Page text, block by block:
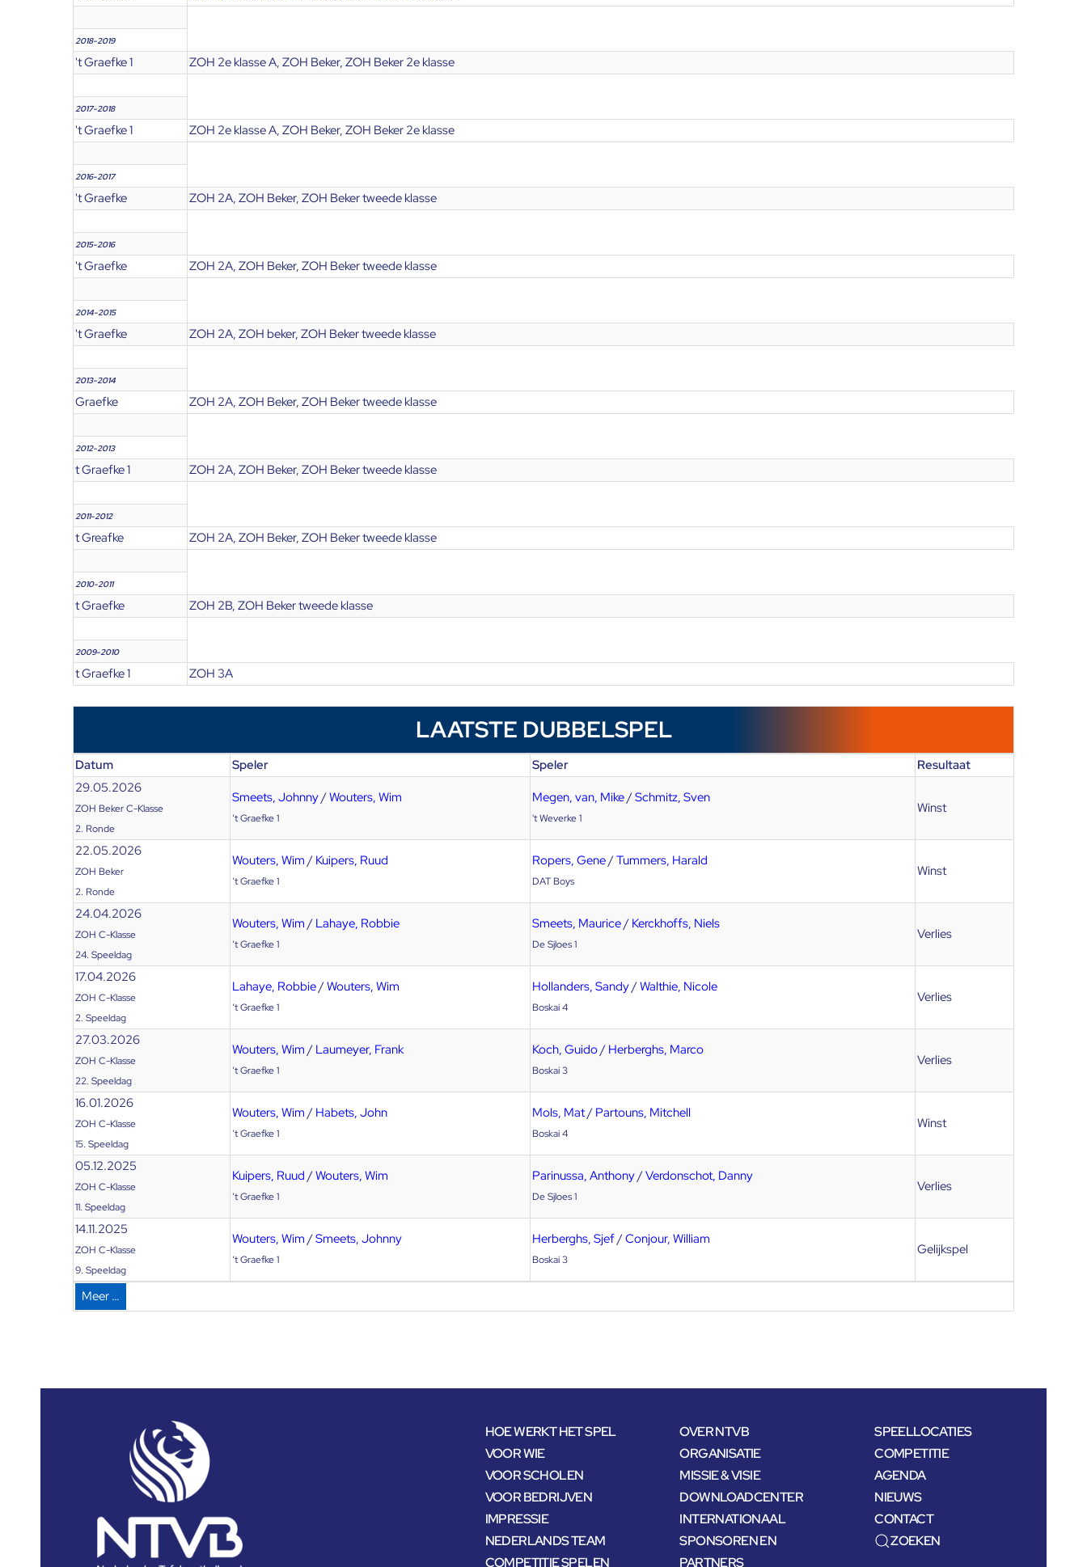
2018-2019
't Graefke 1 ZOH 2e klasse A, ZOH Beker, ZOH Beker 2e klasse
2017-2018
't Graefke 1 ZOH 2e klasse A, ZOH Beker, ZOH Beker 2e klasse
2016-2017
't Graefke ZOH 2A, ZOH Beker, ZOH Beker tweede klasse
2015-2016
't Graefke ZOH 2A, ZOH Beker, ZOH Beker tweede klasse
2014-2015
't Graefke ZOH 2A, ZOH beker, ZOH Beker tweede klasse
2013-2014
Graefke ZOH 2A, ZOH Beker, ZOH Beker tweede klasse
2012-2013
t Graefke 1 ZOH 2A, ZOH Beker, ZOH Beker tweede klasse
2011-2012
t Greafke ZOH 2A, ZOH Beker, ZOH Beker tweede klasse
2010-2011
t Graefke ZOH 2B, ZOH Beker tweede klasse
2009-2010
t Graefke 1 ZOH 3A
LAATSTE DUBBELSPEL
Datum Speler Speler
Resultaat
29.05.2026
ZOH Beker C-Klasse
2. Ronde
Smeets, Johnny/Wouters, Wim
‘t Graefke 1
Megen, van, Mike/Schmitz, Sven
't Weverke 1
Winst
22.05.2026
ZOH Beker
2. Ronde
Wouters, Wim / Kuipers, Ruud
‘t Graefke 1
Ropers, Gene/Tummers, Harald
DAT Boys
Winst
24.04.2026
ZOH C-Klasse
24. Speeldag
Wouters, Wim / Lahaye, Robbie
‘t Graefke 1
Smeets, Maurice/ Kerckhoffs, Niels
De Sjloes 1
Verlies
17.04.2026
ZOH C-Klasse
2. Speeldag
Lahaye, Robbie/Wouters, Wim
‘t Graefke 1
Hollanders, Sandy/Walthie, Nicole
Boskai 4
Verlies
27.03.2026
ZOH C-Klasse
22. Speeldag
Wouters, Wim / Laumeyer, Frank
‘t Graefke 1
Koch, Guido/ Herberghs, Marco
Boskai 3
Verlies
16.01.2026
ZOH C-Klasse
15. Speeldag
Wouters, Wim / Habets, John
‘t Graefke 1
Mols, Mat/ Partouns, Mitchell
Boskai 4
Winst
05.12.2025
ZOH C-Klasse
11. Speeldag
Kuipers, Ruud /Wouters, Wim
‘t Graefke 1
Parinussa, Anthony/Verdonschot, Danny
De Sjloes 1
Verlies
14.11.2025
ZOH C-Klasse
9. Speeldag
Wouters, Wim /Smeets, Johnny
‘t Graefke 1
Herberghs, Sjef/Conjour, William
Boskai 3
Gelijkspel
Meer …
HOE WERKT HET SPEL
VOOR WIE
VOOR SCHOLEN
VOOR BEDRIJVEN
IMPRESSIE
NEDERLANDS TEAM
COMPETITIE SPELEN
OVER NTVB
ORGANISATIE
MISSIE & VISIE
DOWNLOADCENTER
INTERNATIONAAL
SPONSOREN EN
PARTNERS
SPEELLOCATIES
COMPETITIE
AGENDA
NIEUWS
CONTACT
ZOEKEN